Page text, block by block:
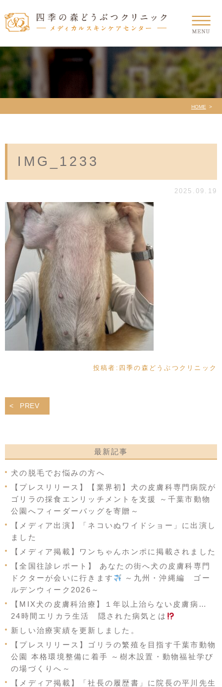
HOME
IMG_1233
2025.09.19
投稿者: 四季の森どうぶつクリニック
PREV
最新記事
犬の脱毛でお悩みの方へ
【プレスリリース】【業界初】犬の皮膚科専門病院が
ゴリラの採食エンリッチメントを支援 ～千葉市動物
公園へフィーダーバッグを寄贈～
【メディア出演】「ネコいぬワイドショー」に出演し
ました
【メディア掲載】ワンちゃんホンポに掲載されました
【全国往診レポート】 あなたの街へ犬の皮膚科専門
ドクターが会いに行きます
～九州・沖縄編 ゴー
ルデンウィーク2026～
【MIX犬の皮膚科治療】１年以上治らない皮膚病…
24時間エリカラ生活 隠された病気とは
新しい治療実績を更新しました。
【プレスリリース】ゴリラの繁殖を目指す千葉市動物
公園 本格環境整備に着手 ～樹木設置・動物福祉学び
の場づくりへ～
【メディア掲載】「社長の履歴書」に院長の平川先生